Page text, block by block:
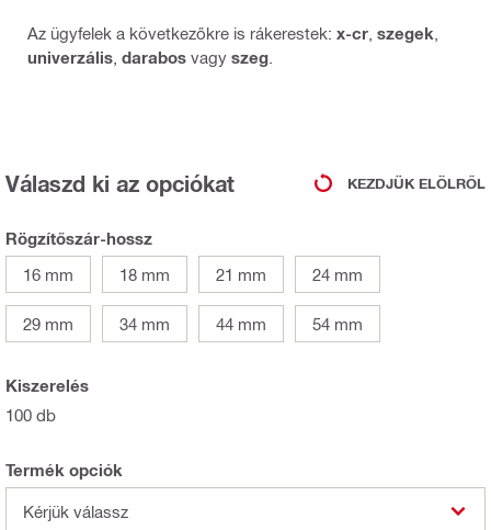
Az ügyfelek a következőkre is rákerestek: x-cr szegek
univerzális darabos vagy szeg
Válaszd ki az opciókat KEZDJÜK ELÖLRŐL
Rögzítőszár-hossz
16 mm
18 mm 21 mm 24 mm
29 mm 34 mm 44 mm 54 mm
Kiszerelés
100 db
Termék opciók
Kérjük válassz